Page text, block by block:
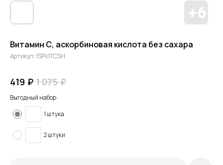
Витамин С, аскорбиновая кислота без сахара
Артикул:1SPVITCSH
419 ₽ 1 075 ₽
Выгодный набор
1 штука
2 штуки